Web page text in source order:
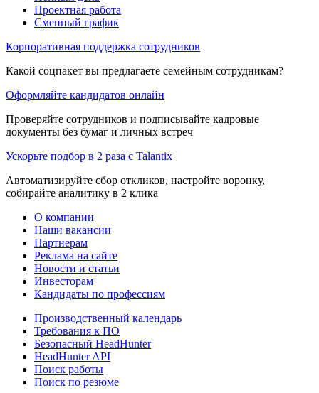
Проектная работа
Сменный график
Корпоративная поддержка сотрудников
Какой соцпакет вы предлагаете семейным сотрудникам?
Оформляйте кандидатов онлайн
Проверяйте сотрудников и подписывайте кадровые
документы без бумаг и личных встреч
Ускорьте подбор в 2 раза с Talantix
Автоматизируйте сбор откликов, настройте воронку,
собирайте аналитику в 2 клика
О компании
Наши вакансии
Партнерам
Реклама на сайте
Новости и статьи
Инвесторам
Кандидаты по профессиям
Производственный календарь
Требования к ПО
Безопасный HeadHunter
HeadHunter API
Поиск работы
Поиск по резюме